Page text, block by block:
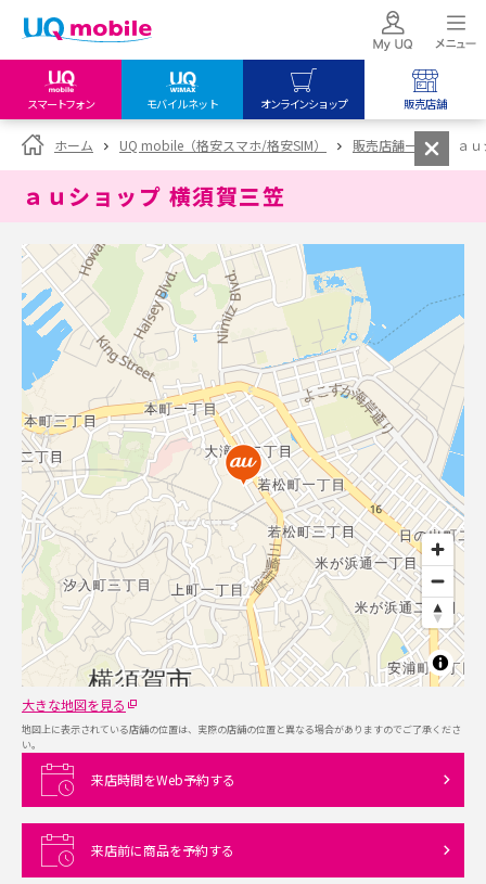
スマートフォン モバイルネット オンラインショップ 販売店舗
my UQ WiMAX
UQ WiMAX ご契約の方
My UQ mobile
UQ mobile
データチャージサイト
UQ mobile
オンラインショップ
UQ WiMAX
UQ mobile
販売店舗
UQ WiMAX
ホーム UQ mobile（格安スマホ/格安SIM） 販売店舗一覧 ａ
ａｕショップ 横須賀三笠
大きな地図を見る
地図上に表示されている店舗の位置は、実際の店舗の位置と異なる場合がありますのでご了承くださ
い。
来店時間をWeb予約する
来店前に商品を予約する